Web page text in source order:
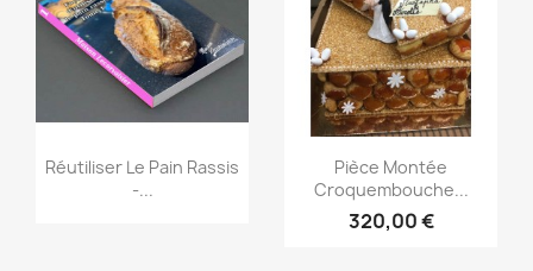
Aperçu rapide
Réutiliser Le Pain Rassis
-...
Aperçu rapide
Pièce Montée
Croquembouche...
320,00 €